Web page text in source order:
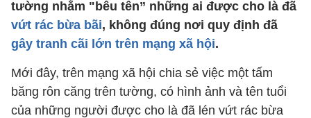
tường nhằm "bêu tên” những ai được cho là đã
vứt rác bừa bãi, không đúng nơi quy định đã
gây tranh cãi lớn trên mạng xã hội.
Mới đây, trên mạng xã hội chia sẻ việc một tấm
băng rôn căng trên tường, có hình ảnh và tên tuổi
của những người được cho là đã lén vứt rác bừa